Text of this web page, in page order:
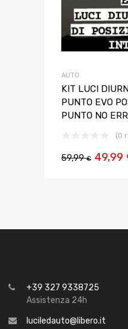
AUTO
KIT LUCI
PUNTO EVO
PUNTO NO
(0
59,99€ 49,99
+39 327 9338725
Assistenza 24h
luciledauto@libero.it